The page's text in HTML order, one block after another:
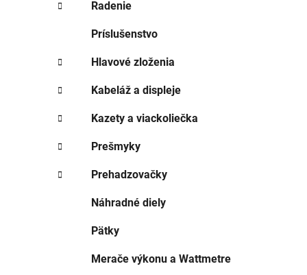
Radenie
Príslušenstvo
Hlavové zloženia
Kabeláž a displeje
Kazety a viackoliečka
Prešmyky
Prehadzovačky
Náhradné diely
Pätky
Merače výkonu a Wattmetre